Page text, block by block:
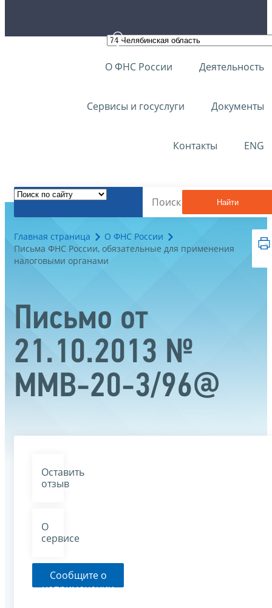
О ФНС России Деятельность
Сервисы и госуслуги Документы
Контакты ENG
Найти
Главная страница
О ФНС России
Письма ФНС России, обязательные для применения
налоговыми органами
Письмо от
21.10.2013 №
ММВ-20-3/96@
Оставить
отзыв
О
сервисе
Сообщите о
неприменении